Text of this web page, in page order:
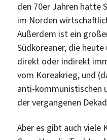
den 70er Jahren hatte
im Norden
Außerdem ist ein
Südkoreaner, die
direkt oder indirekt
vom Koreakrieg, und
anti-kommunistischen
der vergangenen
Aber es gibt auch viele